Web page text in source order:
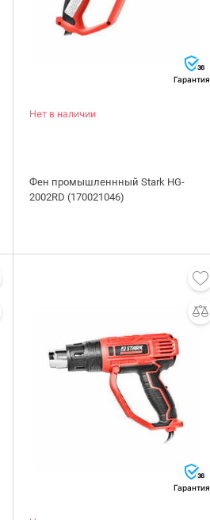
36
Гарантия
Нет в наличии
Фен промышленнный Stark HG-
2002RD (170021046)
36
Гарантия